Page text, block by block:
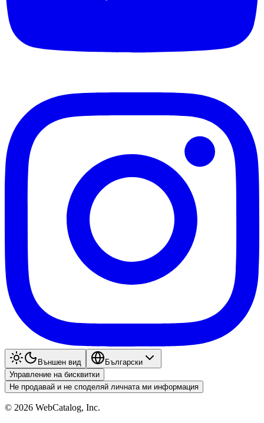
Външен вид
Български
Управление на бисквитки
Не продавай и не споделяй личната ми информация
© 2026 WebCatalog, Inc.